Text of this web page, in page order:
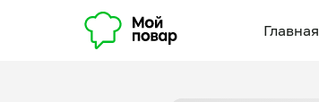
Главная